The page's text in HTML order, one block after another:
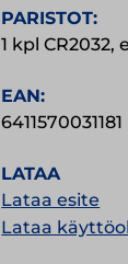
PARISTOT:
1 kpl CR2032,
EAN:
6411570031181
LATAA
Lataa esite
Lataa